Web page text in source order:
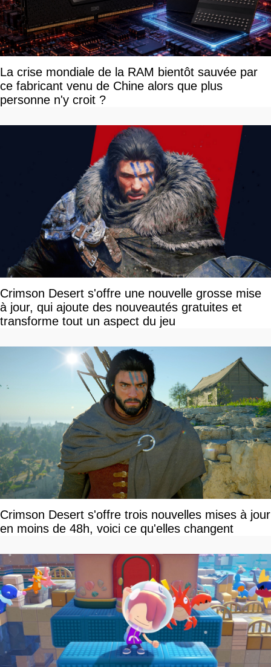
La crise mondiale de la RAM bientôt sauvée par
ce fabricant venu de Chine alors que plus
personne n'y croit ?
Crimson Desert s'offre une nouvelle grosse mise
à jour, qui ajoute des nouveautés gratuites et
transforme tout un aspect du jeu
Crimson Desert s'offre trois nouvelles mises à jour
en moins de 48h, voici ce qu'elles changent